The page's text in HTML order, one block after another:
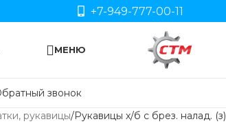
+7-949-777-00-11
МЕНЮ
звонок
рукавицы Рукавицы х/б с брез. налад. (з)